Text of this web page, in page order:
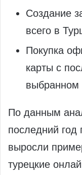
Создание
всего в
Покупка
карты с
выбранном
По данным
последний
выросли
турецкие